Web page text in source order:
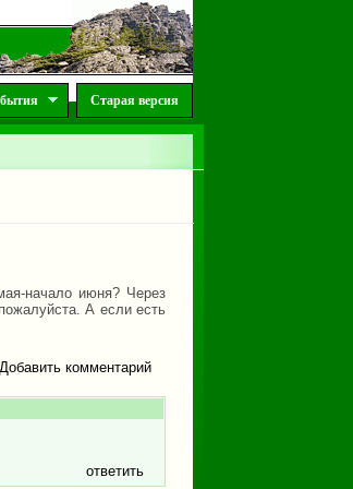
Старая версия
начало июня? Через
А если есть
Добавить комментарий
ответить